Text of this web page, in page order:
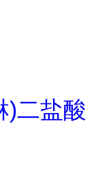
)二盐酸